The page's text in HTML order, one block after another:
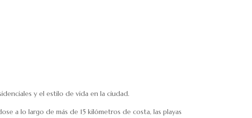
y el estilo de vida en la ciudad.
a lo largo de más de 15 kilómetros de costa, las playas